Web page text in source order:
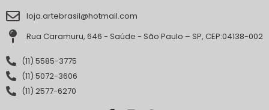
loja.artebrasil@hotmail.com
Rua Caramuru, 646 - Saúde - São Paulo – SP, CEP:04138-002
(11) 5585-3775
(11) 5072-3606
(11) 2577-6270